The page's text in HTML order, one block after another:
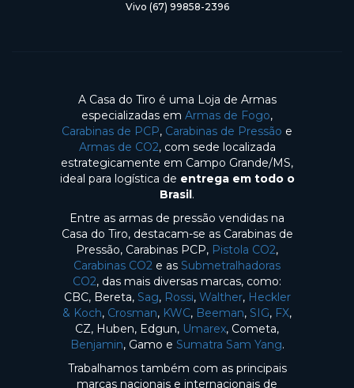
Vivo (67) 99858-2396
A Casa do Tiro é uma Loja de Armas
especializadas em Armas de Fogo,
Carabinas de PCP, Carabinas de Pressão e
Armas de CO2, com sede localizada
estrategicamente em Campo Grande/MS,
ideal para logística de entrega em todo o
Brasil.
Entre as armas de pressão vendidas na
Casa do Tiro, destacam-se as Carabinas de
Pressão, Carabinas PCP, Pistola CO2,
Carabinas CO2 e as Submetralhadoras
CO2, das mais diversas marcas, como:
CBC, Bereta, Sag, Rossi, Walther, Heckler
& Koch, Crosman, KWC, Beeman, SIG, FX,
CZ, Huben, Edgun, Umarex, Cometa,
Benjamin, Gamo e Sumatra Sam Yang.
Trabalhamos também com as principais
marcas nacionais e internacionais de